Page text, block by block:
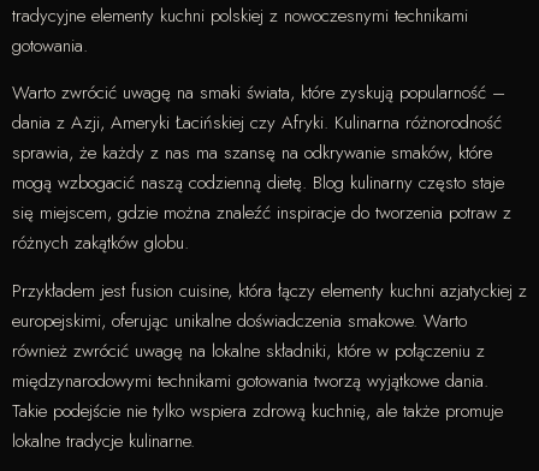
tradycyjne elementy kuchni polskiej z nowoczesnymi technikami
gotowania.
Warto zwrócić uwagę na smaki świata, które zyskują popularność –
dania z Azji, Ameryki Łacińskiej czy Afryki. Kulinarna różnorodność
sprawia, że każdy z nas ma szansę na odkrywanie smaków, które
mogą wzbogacić naszą codzienną dietę. Blog kulinarny często staje
się miejscem, gdzie można znaleźć inspiracje do tworzenia potraw z
różnych zakątków globu.
Przykładem jest fusion cuisine, która łączy elementy kuchni azjatyckiej z
europejskimi, oferując unikalne doświadczenia smakowe. Warto
również zwrócić uwagę na lokalne składniki, które w połączeniu z
międzynarodowymi technikami gotowania tworzą wyjątkowe dania.
Takie podejście nie tylko wspiera zdrową kuchnię, ale także promuje
lokalne tradycje kulinarne.